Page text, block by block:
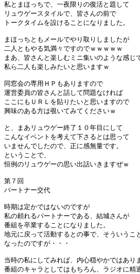
私とまほっちで、一夜限りの復活と題して
リュウゲースタイルで、皆さんの前で
トークタイムを設けることになりました。
まほっちともメールでやり取りしましたが
二人ともやる気満々ですのでｗｗｗｗｗ
まあ、皆さんと楽しむミニ集いのような感じ
私ら二人も楽しみたいと思いますｗ
同窓会の専用ＨＰもありますので
運営委員の皆さんと話して問題なければ
ここにもＵＲＬを貼りたいと思いますので
興味のある方は覗いてみてくださいｗ
と、まあリュウゲー終了１０年目にして
こんなイベントを考えて下さるとは思って
いませんでしたので、正に感無量です。
ということで、
恒例のリュウゲーの思い出話いきますぜｗ
第７回
パートナー交代
時期は定かではないのですが
私の頼れるパートナーである、結城さんが
番組を卒業することになりました。
地元に戻って活動するとの事で、そういうこ
なったのですが・・・
当時の私にしてみれば、内心穏やかではあり
番組のキャラとしてはもちろん、ラジオに精